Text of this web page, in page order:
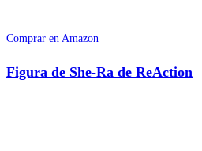
Comprar en Amazon
Figura de She-Ra de ReAction